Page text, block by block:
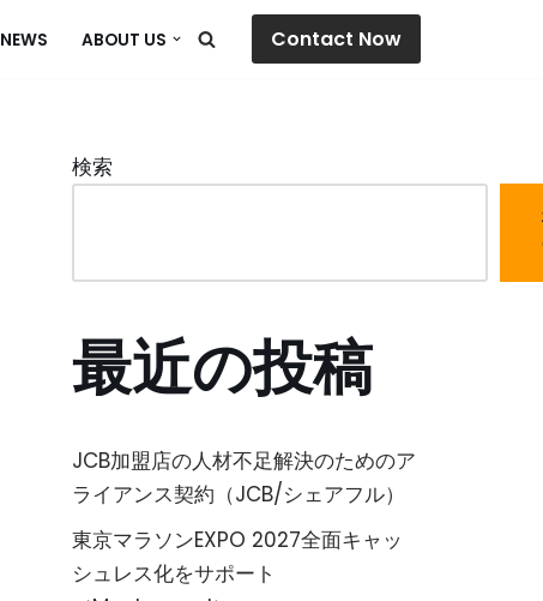
NEWS ABOUT US Contact Now
検索
最近の投稿
JCB加盟店の人材不足解決のためのア
ライアンス契約（JCB/シェアフル）
東京マラソンEXPO 2027全面キャッ
シュレス化をサポート